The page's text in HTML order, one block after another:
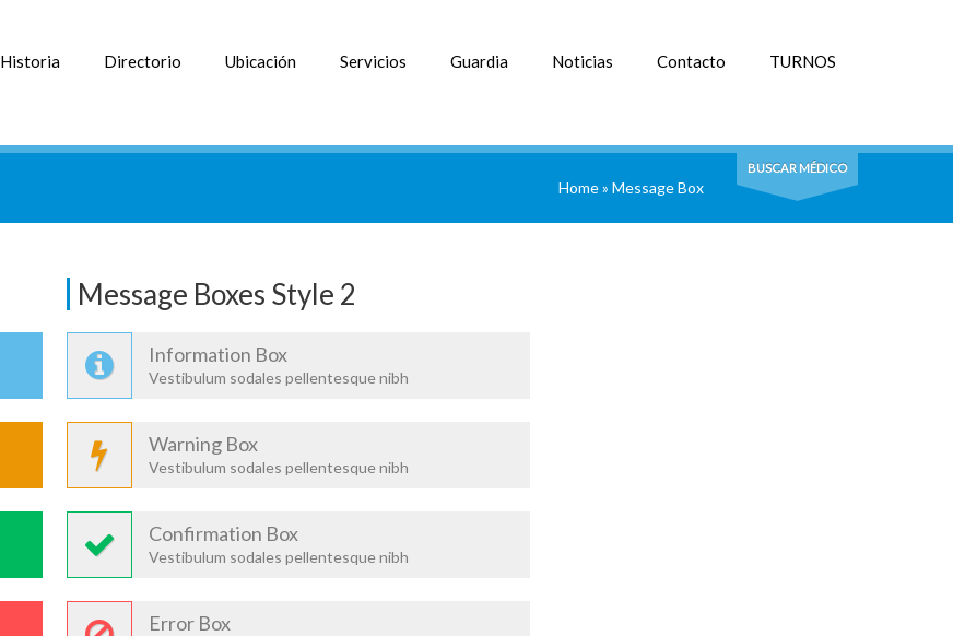
Historia Directorio Ubicación Servicios Guardia Noticias Contacto TURNOS
BUSCAR MÉDICO
Home» Message Box
Message Boxes Style 2
Information Box
Vestibulum sodales pellentesque nibh
Warning Box
Vestibulum sodales pellentesque nibh
Confirmation Box
Vestibulum sodales pellentesque nibh
Error Box